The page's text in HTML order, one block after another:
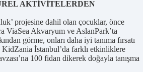
AKTİVİTELERDEN
projesine dahil olan çocuklar, önce
ViaSea Akvaryum ve AslanPark’ta
görme, onları daha iyi tanıma fırsatı
İstanbul’da farklı etkinliklere
100 fidan dikerek doğayla tanışma